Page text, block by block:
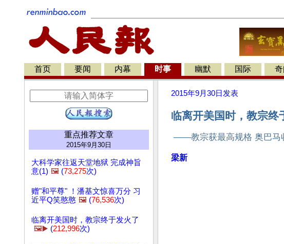
首页 要闻 内幕 时事 幽默 国际 奇
重点推荐文章
2015年9月30日
大科学家往返天堂地狱 完成神旨
意(1) 🖼️ (73,275次)
赠"和平尊" ！潘基文惊喜万分 习
近平Q笑憨憨 🖼️ (76,536次)
临离开美国时，教宗终于发火了
🖼️▶️ (212,996次)
2015年9月30日 发表
临离开美国时，教宗终
——教宗获最高规格 奥巴马
梁新